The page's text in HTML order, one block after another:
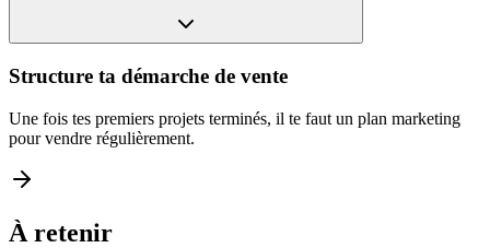
Structure ta démarche de vente
Une fois tes premiers projets terminés, il te faut un plan marketing
pour vendre régulièrement.
À retenir